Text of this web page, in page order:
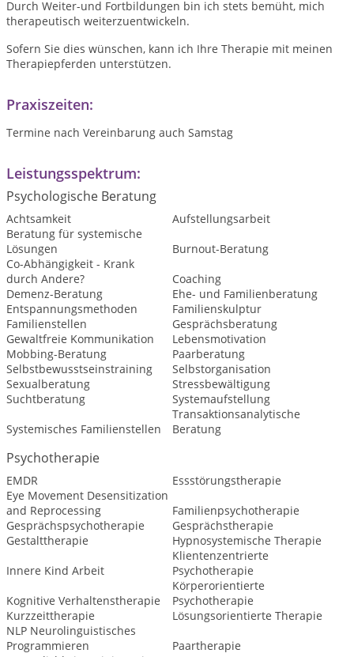
Durch Weiter-und Fortbildungen bin ich stets bemüht, mich
therapeutisch weiterzuentwickeln.
Sofern Sie dies wünschen, kann ich Ihre Therapie mit meinen
Therapiepferden unterstützen.
Praxiszeiten:
Termine nach Vereinbarung auch Samstag
Leistungsspektrum:
Psychologische Beratung
Achtsamkeit
Aufstellungsarbeit
Beratung für systemische
Lösungen
Burnout-Beratung
Co-Abhängigkeit - Krank
durch Andere?
Coaching
Demenz-Beratung
Ehe- und Familienberatung
Entspannungsmethoden
Familienskulptur
Familienstellen
Gesprächsberatung
Gewaltfreie Kommunikation
Lebensmotivation
Mobbing-Beratung
Paarberatung
Selbstbewusstseinstraining
Selbstorganisation
Sexualberatung
Stressbewältigung
Suchtberatung
Systemaufstellung
Systemisches Familienstellen
Transaktionsanalytische
Beratung
Psychotherapie
EMDR
Essstörungstherapie
Eye Movement Desensitization
and Reprocessing
Familienpsychotherapie
Gesprächspsychotherapie
Gesprächstherapie
Gestalttherapie
Hypnosystemische Therapie
Innere Kind Arbeit
Klientenzentrierte
Psychotherapie
Kognitive Verhaltenstherapie
Körperorientierte
Psychotherapie
Kurzzeittherapie
Lösungsorientierte Therapie
NLP Neurolinguistisches
Programmieren
Paartherapie